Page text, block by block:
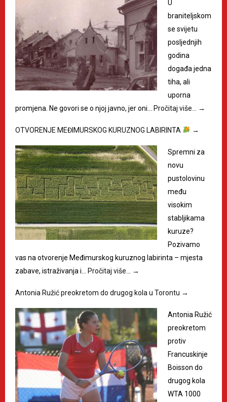
U
braniteljskom
se svijetu
posljednjih
godina
događa jedna
tiha, ali
uporna
promjena. Ne govori se o njoj javno, jer oni… Pročitaj više… →
OTVORENJE MEĐIMURSKOG KURUZNOG LABIRINTA →
Spremni za
novu
pustolovinu
među
visokim
stabljikama
kuruze?
Pozivamo
vas na otvorenje Međimurskog kuruznog labirinta – mjesta
zabave, istraživanja i… Pročitaj više… →
Antonia Ružić preokretom do drugog kola u Torontu →
Antonia Ružić
preokretom
protiv
Francuskinje
Boisson do
drugog kola
WTA 1000